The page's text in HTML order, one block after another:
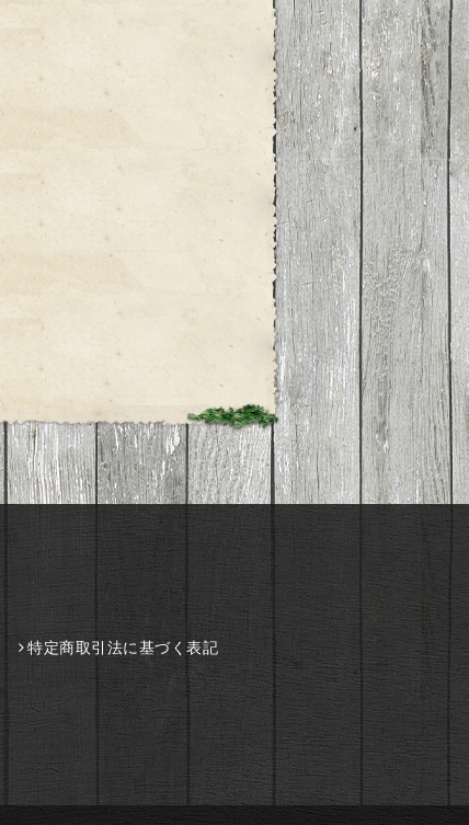
特定商取引法に基づく表記